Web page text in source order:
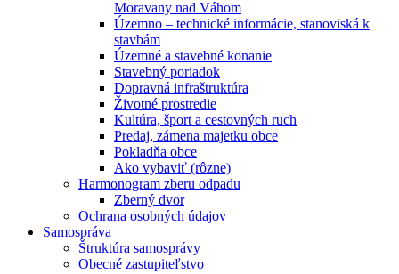
Moravany nad Váhom
Územno – technické informácie, stanoviská k
stavbám
Územné a stavebné konanie
Stavebný poriadok
Dopravná infraštruktúra
Životné prostredie
Kultúra, šport a cestovných ruch
Predaj, zámena majetku obce
Pokladňa obce
Ako vybaviť (rôzne)
Harmonogram zberu odpadu
Zberný dvor
Ochrana osobných údajov
Samospráva
Štruktúra samosprávy
Obecné zastupiteľstvo